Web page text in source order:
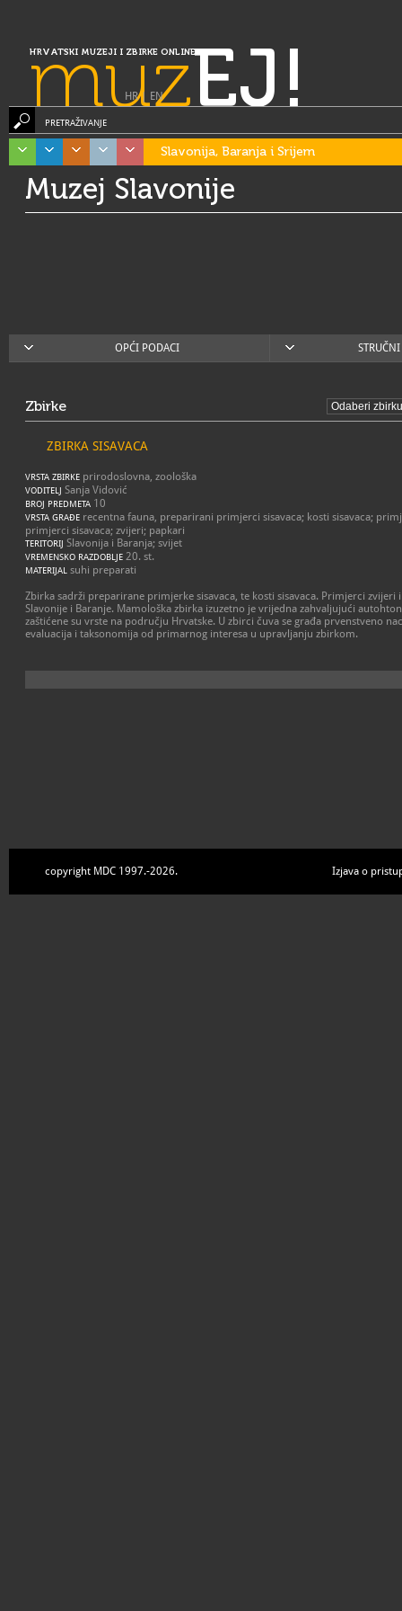
HRVATSKI MUZEJI I ZBIRKE ONLINE
muzEJ!
HR| EN
PRETRAŽIVANJE
Slavonija, Baranja i Srijem
Muzej Slavonije
OPĆI PODACI
Zbirke
ZBIRKA SISAVACA
VRSTA ZBIRKE prirodoslovna, zoološka
VODITELJ Sanja Vidović
BROJ PREDMETA 10
VRSTA GRAĐE recentna fauna, preparirani primjerci sisavaca; kosti sisavaca;
primjerci sisavaca; zvijeri; papkari
TERITORIJ Slavonija i Baranja; svijet
VREMENSKO RAZDOBLJE 20. st.
MATERIJAL suhi preparati
Zbirka sadrži preparirane primjerke sisavaca, te kosti sisavaca. Primjerci
Slavonije i Baranje. Mamološka zbirka izuzetno je vrijedna zahvaljujući
zaštićene su vrste na području Hrvatske. U zbirci čuva se građa prvenstveno
evaluacija i taksonomija od primarnog interesa u upravljanju zbirkom.
copyright MDC 1997.-2026. Izjava o